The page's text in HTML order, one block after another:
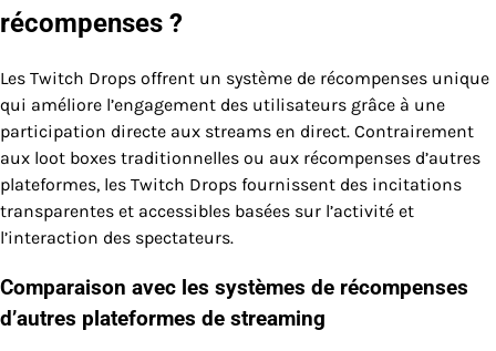
récompenses ?
Les Twitch Drops offrent un système de récompenses unique
qui améliore l’engagement des utilisateurs grâce à une
participation directe aux streams en direct. Contrairement
aux loot boxes traditionnelles ou aux récompenses d’autres
plateformes, les Twitch Drops fournissent des incitations
transparentes et accessibles basées sur l’activité et
l’interaction des spectateurs.
Comparaison avec les systèmes de récompenses
d’autres plateformes de streaming